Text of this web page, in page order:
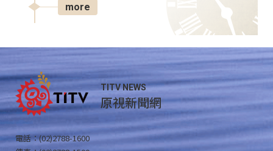
more
TITV NEWS
原視新聞網
電話：(02)2788-1600